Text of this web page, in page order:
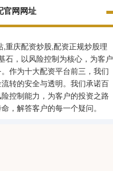
官网网址
重庆配资炒股,配资正规炒股理
石，以风险控制为核心，为客户
作为十大配资平台前三，我们
转的安全与透明。我们承诺百
控制能力，为客户的投资之路
，解答客户的每一个疑问。